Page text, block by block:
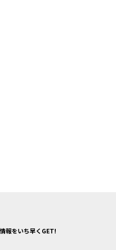
報をいち早くGET!